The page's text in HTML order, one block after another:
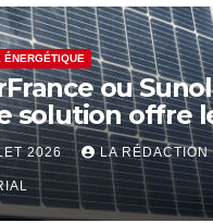
ÉNERGÉTIQUE
ou
solution offre
rendement ?
2026 LA RÉDACTION